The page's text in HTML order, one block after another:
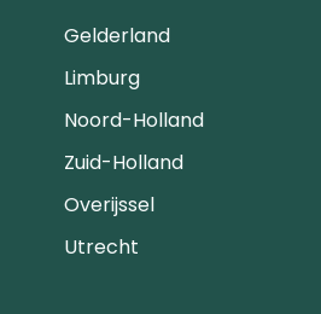
Gelderland
Limburg
Noord-Holland
Zuid-Holland
Overijssel
Utrecht